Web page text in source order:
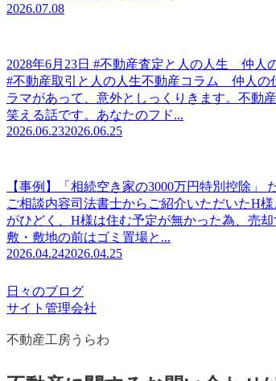
2026.07.08
2028年6月23日 #不動産査定と人の人生 仲人
#不動産取引と人の人生不動産コラム 仲人の
ラマがあって、意外としっくりきます。不動
笑える話です。あなたのフド...
2026.06.232026.06.25
【事例】「相続空き家の3000万円特別控除
ご相談内容司法書士からご紹介いただいたH
がひどく、H様は住む予定が無かった為、売
敷・敷地の前はゴミ置場と...
2026.04.242026.04.25
日々のブログ
サイト管理会社
不動産工房うらわ